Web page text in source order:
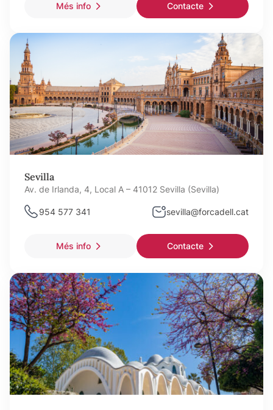
Més info Contacte
Sevilla
Av. de Irlanda, 4, Local A – 41012 Sevilla (Sevilla)
954 577 341 sevilla@forcadell.cat
Més info Contacte